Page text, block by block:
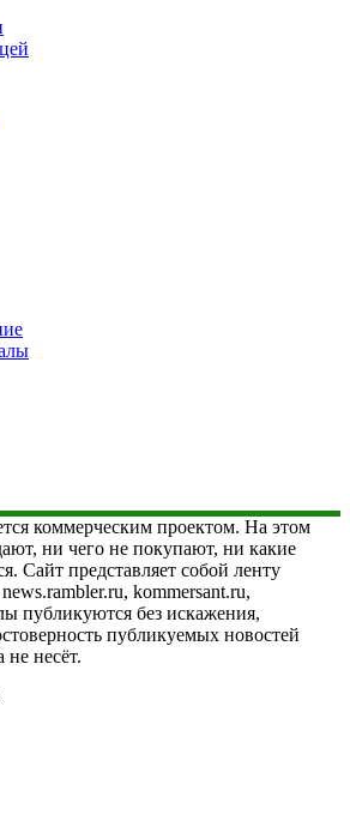
коммерческим проектом. На этом
ни чего не покупают, ни какие
Сайт представляет собой ленту
kommersant.ru,
публикуются без искажения,
публикуемых новостей
несёт.